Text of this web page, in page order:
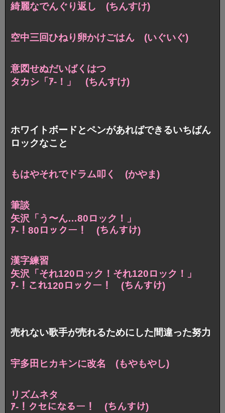
綺麗なでんぐり返し (ちんすけ)
空中三回ひねり卵かけごはん (いぐいぐ)
意図せぬだいばくはつ
タカシ「ｱ-！」 (ちんすけ)
ホワイトボードとペンがあればできるいちばん
ロックなこと
もはやそれでドラム叩く (かやま)
筆談
矢沢「う〜ん…80ロック！」
ｱ-！80ロックー！ (ちんすけ)
漢字練習
矢沢「それ120ロック！それ120ロック！」
ｱ-！これ120ロックー！ (ちんすけ)
売れない歌手が売れるためにした間違った努力
宇多田ヒカキンに改名 (もやもやし)
リズムネタ
ｱ-！クセになるー！ (ちんすけ)